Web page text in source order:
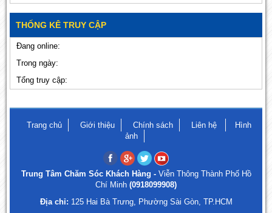
THỐNG KÊ TRUY CẬP
Đang online:
Trong ngày:
Tổng truy cập:
Trang chủ Giới thiệu Chính sách Liên hệ
Hình
ảnh
Trung Tâm Chăm Sóc Khách Hàng - Viễn Thông Thành Phố Hồ
Chí Minh (0918099908)
Địa chỉ: 125 Hai Bà Trưng, Phường Sài Gòn, TP.HCM